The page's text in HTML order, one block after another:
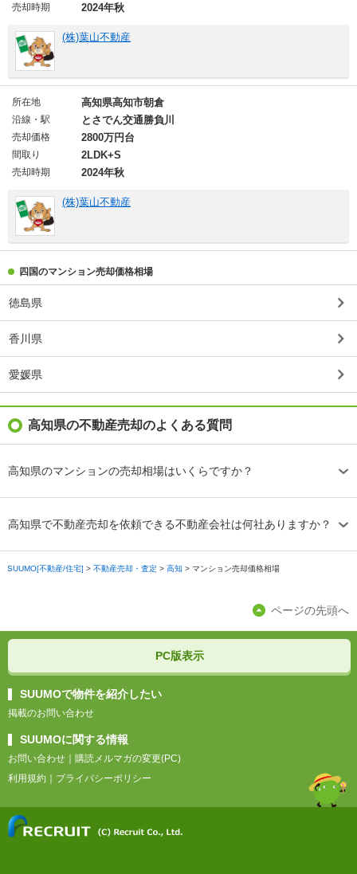
売却時期 2024年秋
(株)葉山不動産
所在地 高知県高知市朝倉
沿線・駅 とさでん交通勝負川
売却価格 2800万円台
間取り 2LDK+S
売却時期 2024年秋
(株)葉山不動産
四国のマンション売却価格相場
徳島県
香川県
愛媛県
高知県の不動産売却のよくある質問
高知県のマンションの売却相場はいくらですか？
高知県で不動産売却を依頼できる不動産会社は何社ありますか？
SUUMO[不動産/住宅] > 不動産売却・査定 > 高知 > マンション売却価格相場
ページの先頭へ
PC版表示
SUUMOで物件を紹介したい
掲載のお問い合わせ
SUUMOに関する情報
お問い合わせ
購読メルマガの変更(PC)
利用規約
プライバシーポリシー